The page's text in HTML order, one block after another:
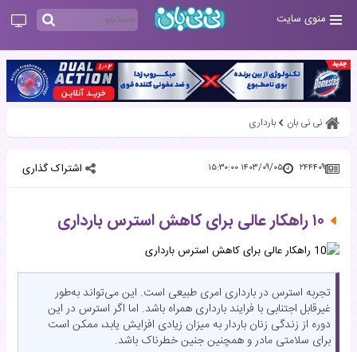
منوی سایت
نی نی بان بارداری
۲۴۴۴۰۹ ۱۴۰۳/۰۹/۰۵ ۱۵:۳۰:۰۰ اشتراک گذاری
تجربه استرس در بارداری امری طبیعی است. این می‌تواند به‌طور
غیرقابل اجتنابی با فرایند بارداری همراه باشد. اما اگر استرس در این
دوره از زندگی زنان باردار به میزان زیادی افزایش یابد، ممکن است
برای سلامتی مادر و همچنین جنین خطرناک باشد.